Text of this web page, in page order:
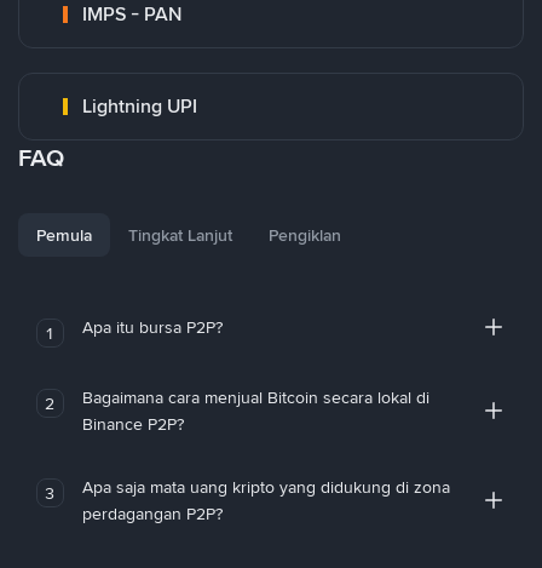
IMPS - PAN
Lightning UPI
FAQ
Pemula Tingkat Lanjut Pengiklan
1 Apa itu bursa P2P?
2
Bagaimana cara menjual Bitcoin secara lokal di
Binance P2P?
3
Apa saja mata uang kripto yang didukung di zona
perdagangan P2P?